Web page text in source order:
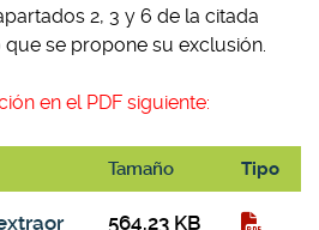
2, 3 y 6 de la citada
se propone su exclusión.
en el PDF siguiente:
Tamaño Tipo
564.23 KB